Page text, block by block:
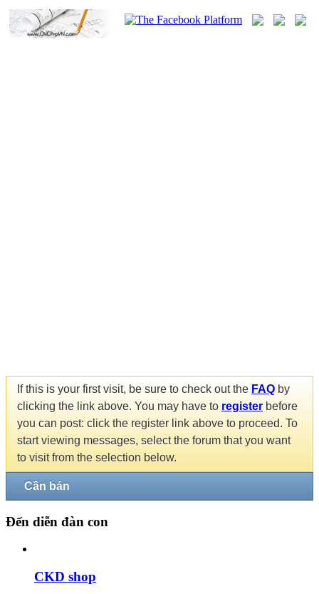
If this is your first visit, be sure to check out the FAQ by
clicking the link above. You may have to register before
you can post: click the register link above to proceed. To
start viewing messages, select the forum that you want
to visit from the selection below.
Cần bán
Đến diễn đàn con
CKD shop